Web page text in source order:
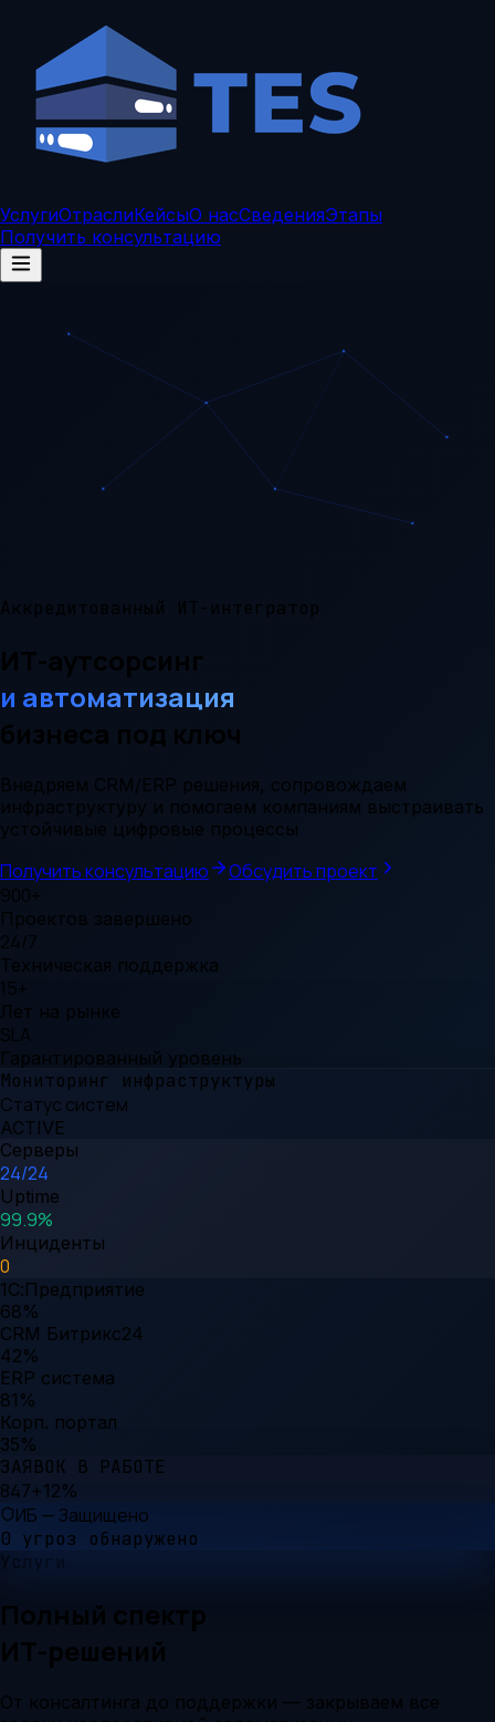
УслугиОтраслиКейсыО насСведенияЭтапы
Получить консультацию
Аккредитованный ИТ-интегратор
ИТ-аутсорсинг
и автоматизация
бизнеса под ключ
Внедряем CRM/ERP решения, сопровождаем
инфраструктуру и помогаем компаниям выстраивать
устойчивые цифровые процессы
Получить консультацию
Обсудить проект
900+
Проектов завершено
24/7
Техническая поддержка
15+
Лет на рынке
SLA
Гарантированный уровень
Мониторинг инфраструктуры
Статус систем
ACTIVE
Серверы
24/24
Uptime
99.9%
Инциденты
0
1С:Предприятие
68%
CRM Битрикс24
42%
ERP система
81 %
Корп. портал
35%
ЗАЯВОК В РАБОТЕ
847+12%
ИБ — Защищено
0 угроз обнаружено
Услуги
Полный спектр
ИТ-решений
От консалтинга до поддержки — закрываем все